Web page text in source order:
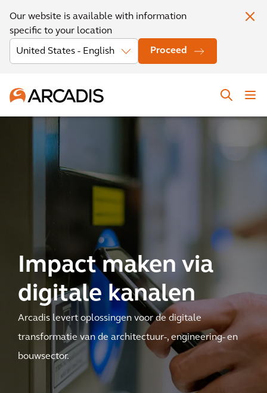
Our website is available with information
specific to your location
Proceed
Impact maken via
digitale kanalen
Arcadis levert oplossingen voor de digitale
transformatie van de architectuur-, engineering- en
bouwsector.